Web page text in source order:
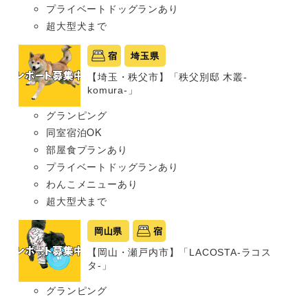
プライベートドッグランあり
超大型犬まで
宿 埼玉県
【埼玉・秩父市】「秩父別邸 木叢-
komura-」
グランピング
同室宿泊OK
部屋食プランあり
プライベートドッグランあり
わんこメニューあり
超大型犬まで
岡山県 宿
【岡山・瀬戸内市】「LACOSTA-ラコス
タ-」
グランピング